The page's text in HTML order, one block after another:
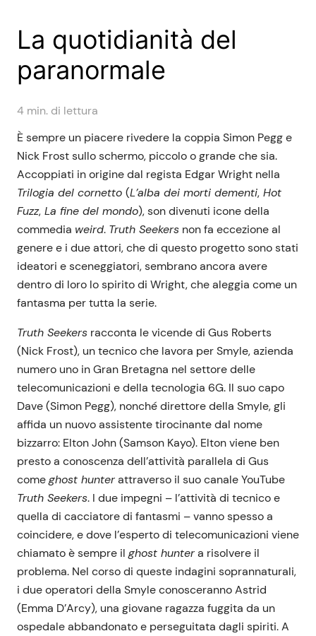
La quotidianità del
paranormale
4 min. di lettura
È sempre un piacere rivedere la coppia Simon Pegg e
Nick Frost sullo schermo, piccolo o grande che sia.
Accoppiati in origine dal regista Edgar Wright nella
Trilogia del cornetto (L’alba dei morti dementi, Hot
Fuzz, La fine del mondo), son divenuti icone della
commedia weird. Truth Seekers non fa eccezione al
genere e i due attori, che di questo progetto sono stati
ideatori e sceneggiatori, sembrano ancora avere
dentro di loro lo spirito di Wright, che aleggia come un
fantasma per tutta la serie.
Truth Seekers racconta le vicende di Gus Roberts
(Nick Frost), un tecnico che lavora per Smyle, azienda
numero uno in Gran Bretagna nel settore delle
telecomunicazioni e della tecnologia 6G. Il suo capo
Dave (Simon Pegg), nonché direttore della Smyle, gli
affida un nuovo assistente tirocinante dal nome
bizzarro: Elton John (Samson Kayo). Elton viene ben
presto a conoscenza dell’attività parallela di Gus
comeghost hunterattraverso il suo canale YouTube
Truth Seekers. I due impegni – l’attività di tecnico e
quella di cacciatore di fantasmi – vanno spesso a
coincidere, e dove l’esperto di telecomunicazioni viene
chiamato è sempre il ghost huntera risolvere il
problema. Nel corso di queste indagini soprannaturali,
i due operatori della Smyle conosceranno Astrid
(Emma D’Arcy), una giovane ragazza fuggita da un
ospedale abbandonato e perseguitata dagli spiriti. A